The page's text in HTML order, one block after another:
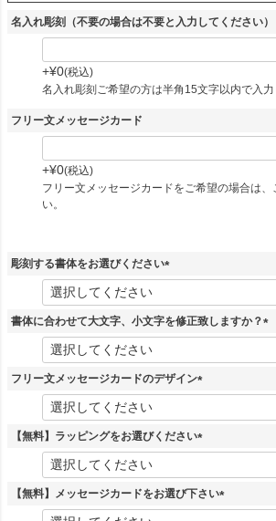
名入れ彫刻（不要の場合は不要と入力してください）
+¥0 税込
名入れ彫刻ご希望の方は半角15文字以内で入力
フリー文メッセージカード
+¥0 税込
フリー文メッセージカードをご希望の場合は
い。
彫刻する書体をお選びください
(
須
書体に合わせて大文字、小文字を修正致しますか？
(
フリー文メッセージカードのデザイン
(
須
【無料】ラッピングをお選びください
(
須
【無料】メッセージカードをお選び下さい
(